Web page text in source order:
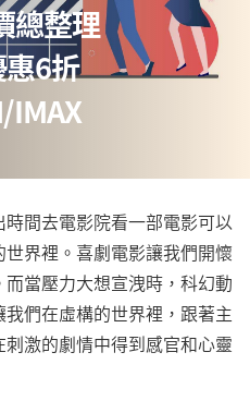
總整理
6折
IMAX
間去電影院看一部電影可以
界裡。喜劇電影讓我們開懷
當壓力大想宣洩時，科幻動
們在虛構的世界裡，跟著主
激的劇情中得到感官和心靈